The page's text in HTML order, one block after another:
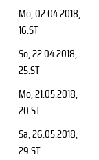
Mo, 02.04.2018,
16.ST
So, 22.04.2018,
25.ST
Mo, 21.05.2018,
20.ST
Sa, 26.05.2018,
29.ST